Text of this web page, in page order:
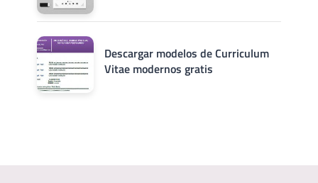
Descargar modelos de Curriculum
Vitae modernos gratis